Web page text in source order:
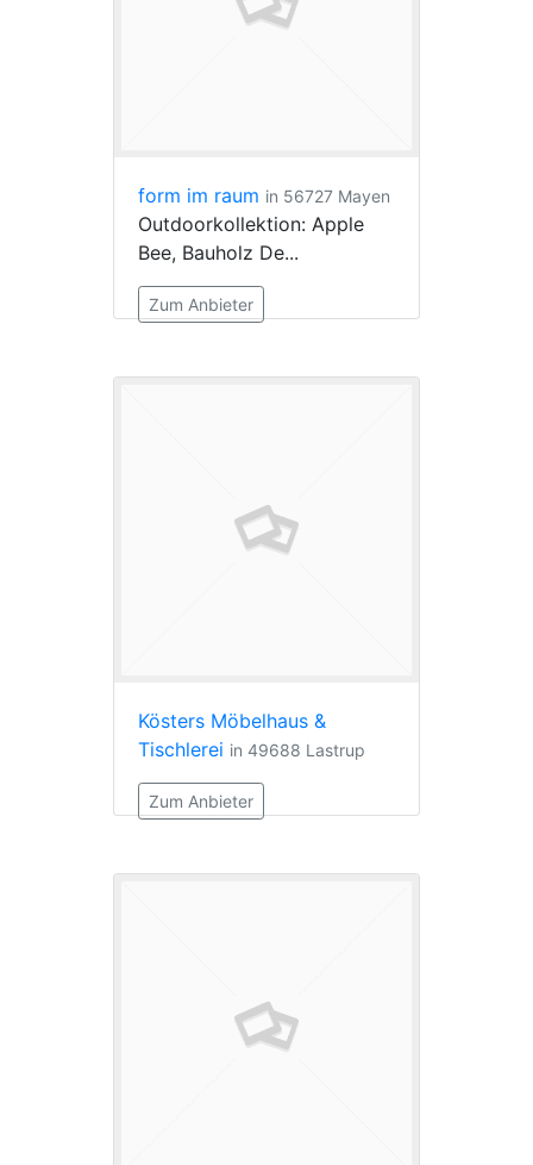
form im raum in 56727 Mayen
Outdoorkollektion: Apple
Bee, Bauholz De...
Zum Anbieter
Kösters Möbelhaus &
Tischlerei in 49688 Lastrup
Zum Anbieter